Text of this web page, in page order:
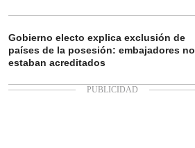
Gobierno electo explica exclusión de
países de la posesión: embajadores no
estaban acreditados